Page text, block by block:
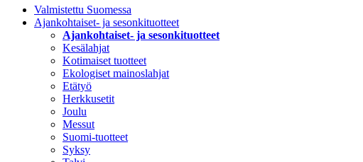
Valmistettu Suomessa
Ajankohtaiset- ja sesonkituotteet
Ajankohtaiset- ja sesonkituotteet
Kesälahjat
Kotimaiset tuotteet
Ekologiset mainoslahjat
Etätyö
Herkkusetit
Joulu
Messut
Suomi-tuotteet
Syksy